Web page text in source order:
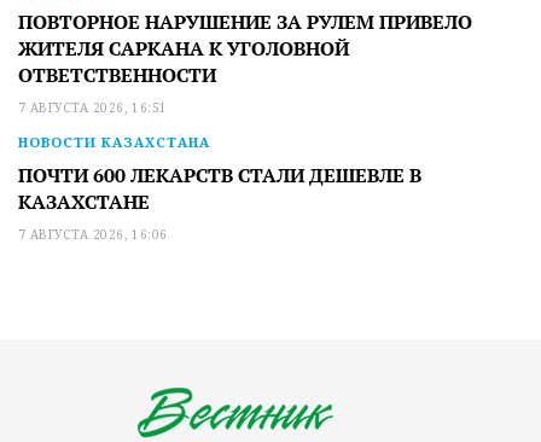
ПОВТОРНОЕ НАРУШЕНИЕ ЗА РУЛЕМ ПРИВЕЛО
ЖИТЕЛЯ САРКАНА К УГОЛОВНОЙ
ОТВЕТСТВЕННОСТИ
7 АВГУСТА 2026, 16:51
НОВОСТИ КАЗАХСТАНА
ПОЧТИ 600 ЛЕКАРСТВ СТАЛИ ДЕШЕВЛЕ В
КАЗАХСТАНЕ
7 АВГУСТА 2026, 16:06